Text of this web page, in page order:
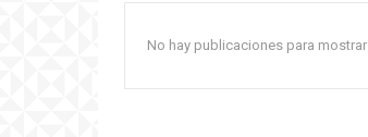
No hay publicaciones para mostrar